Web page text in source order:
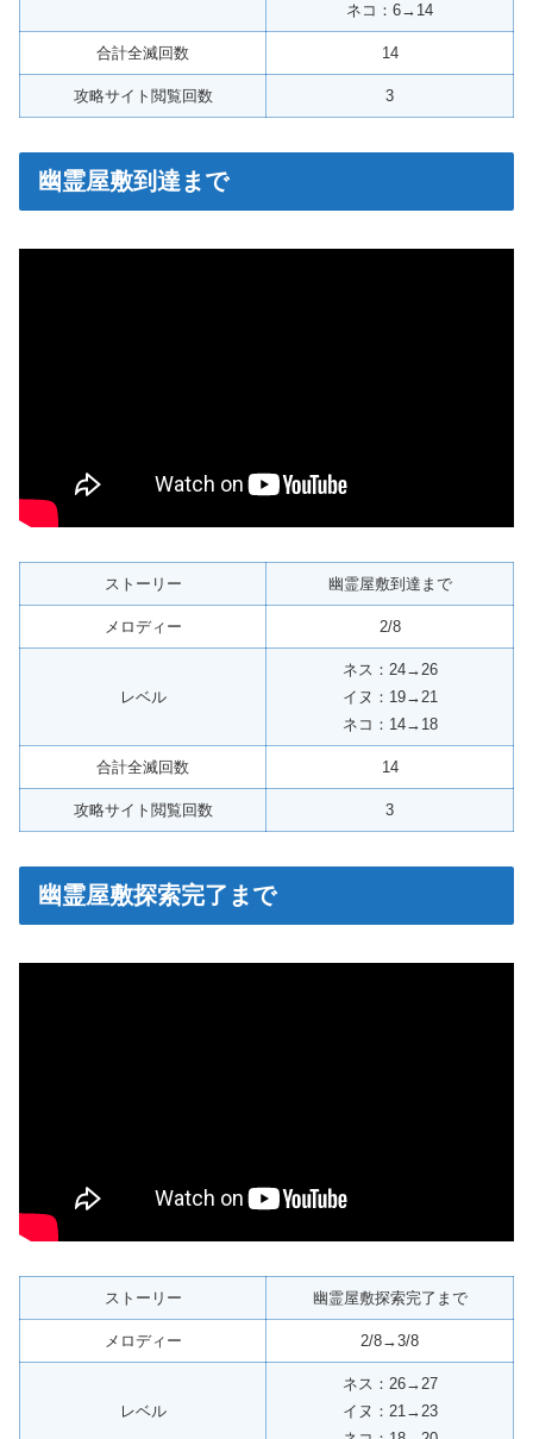
ネコ：6→14
合計全滅回数 14
攻略サイト閲覧回数 3
幽霊屋敷到達まで
ストーリー 幽霊屋敷到達まで
メロディー 2/8
レベル
ネス：24→26
イヌ：19→21
ネコ：14→18
合計全滅回数 14
攻略サイト閲覧回数 3
幽霊屋敷探索完了まで
ストーリー 幽霊屋敷探索完了まで
メロディー 2/8→3/8
レベル
ネス：26→27
イヌ：21→23